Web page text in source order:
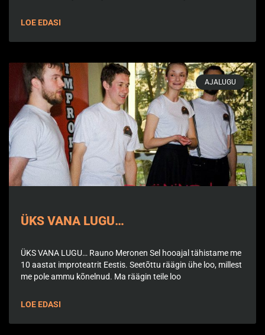
LOE EDASI
AJALUGU
ÜKS VANA LUGU…
ÜKS VANA LUGU… Rauno Meronen Sel hooajal tähistame me
10 aastat improteatrit Eestis. Seetõttu räägin ühe loo, millest
me pole ammu kõnelnud. Ma räägin teile loo
LOE EDASI